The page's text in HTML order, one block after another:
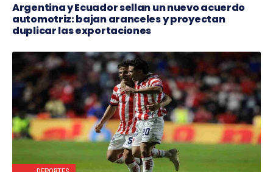
Argentina y Ecuador sellan un nuevo acuerdo
automotriz: bajan aranceles y proyectan
duplicar las exportaciones